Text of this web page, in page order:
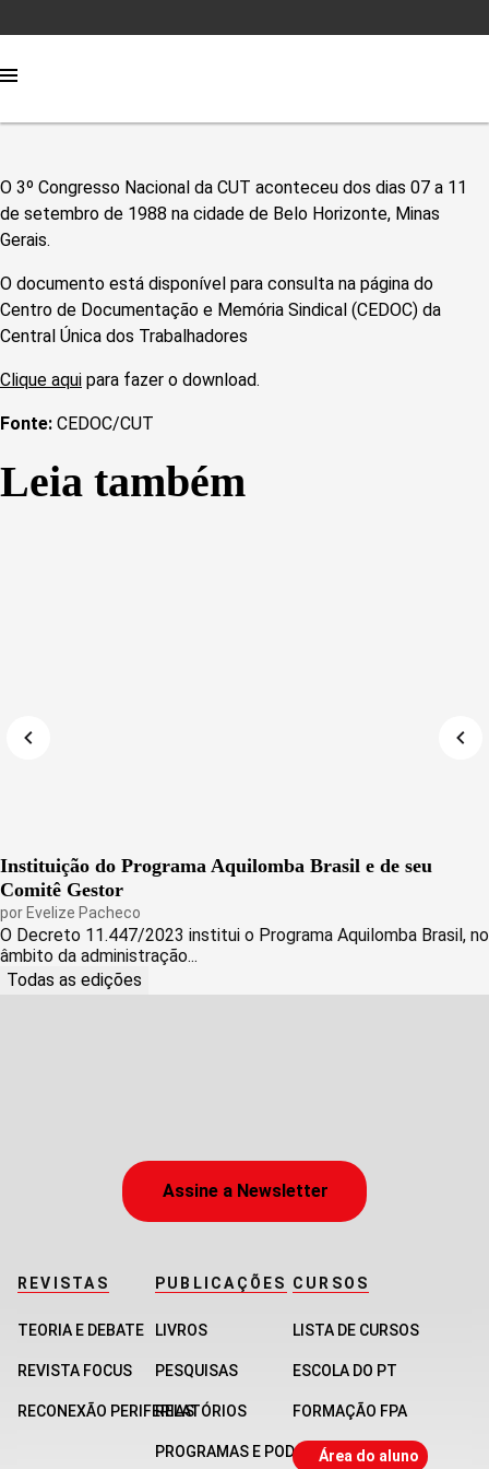
O 3º Congresso Nacional da CUT aconteceu dos dias 07 a 11
de setembro de 1988 na cidade de Belo Horizonte, Minas
Gerais.
O documento está disponível para consulta na página do
Centro de Documentação e Memória Sindical (CEDOC) da
Central Única dos Trabalhadores
Clique aqui para fazer o download.
Fonte: CEDOC/CUT
Leia também
Instituição do Programa Aquilomba Brasil e de seu
Comitê Gestor
por Evelize Pacheco
O Decreto 11.447/2023 institui o Programa Aquilomba Brasil, no
âmbito da administração...
Todas as edições
Assine a Newsletter
REVISTAS
TEORIA E DEBATE
REVISTA FOCUS
RECONEXÃO PERIFERIAS
PUBLICAÇÕES
LIVROS
PESQUISAS
RELATÓRIOS
PROGRAMAS E PODCASTS
CURSOS
LISTA DE CURSOS
ESCOLA DO PT
FORMAÇÃO FPA
Área do aluno